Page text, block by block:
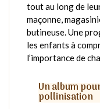
tout au long de
maçonne,
butineuse. Une
les enfants à
l’importance de
Un album
pollinisation